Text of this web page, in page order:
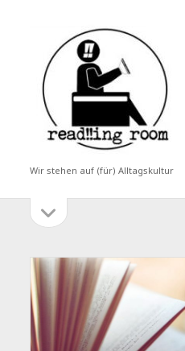
read!!ing
room
Wir stehen auf (für) Alltagskultur
Seitenleiste
öffnen